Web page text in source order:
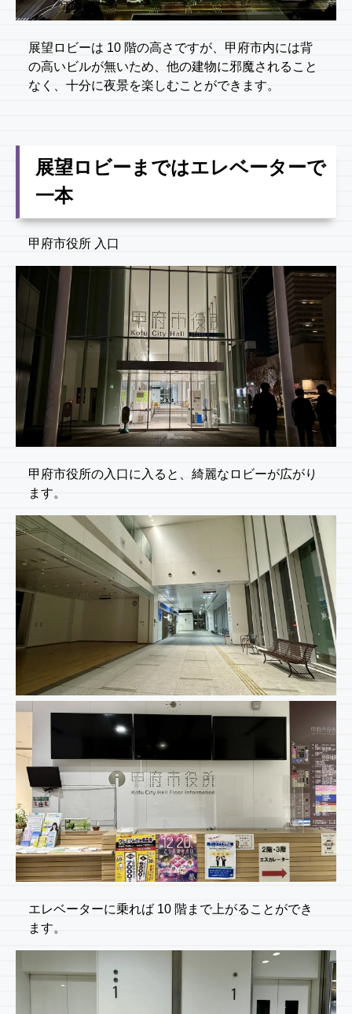
展望ロビーは 10 階の高さですが、甲府市内には背
の高いビルが無いため、他の建物に邪魔されること
なく、十分に夜景を楽しむことができます。
展望ロビーまではエレベーターで
一本
甲府市役所 入口
甲府市役所の入口に入ると、綺麗なロビーが広がり
ます。
エレベーターに乗れば 10 階まで上がることができ
ます。